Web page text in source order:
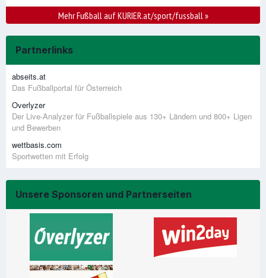
Mehr Fußball auf KURIER.at/sport/fussball»
Partnerlinks
abseits.at
Das Fußballportal für Österreich
Overlyzer
Der Live-Analyzer für Fußballspiele aus 130+ Ländern und 800+ Ligen
und Bewerben
wettbasis.com
Sportwetten mit Erfolg
Unsere Sponsoren und Partnerseiten